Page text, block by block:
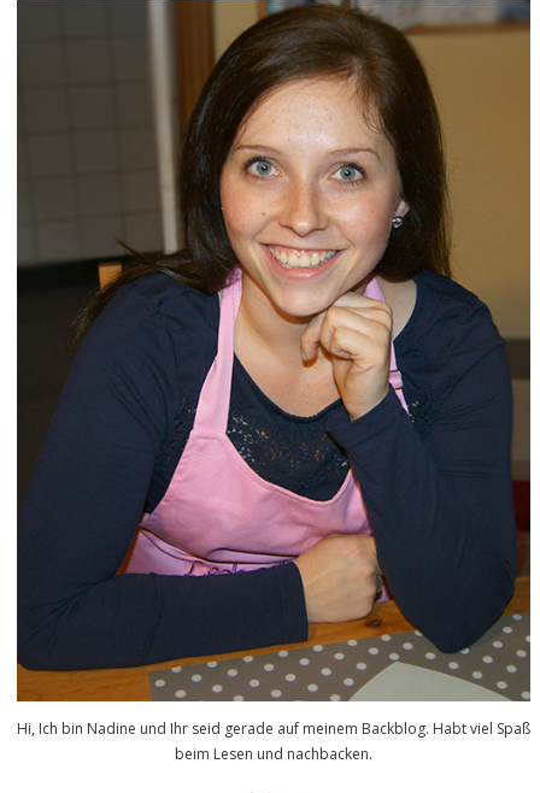
Hi, Ich bin Nadine und Ihr seid gerade auf meinem Backblog. Habt viel Spaß
beim Lesen und nachbacken.